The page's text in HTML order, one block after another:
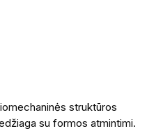
struktūros
su formos atmintimi.